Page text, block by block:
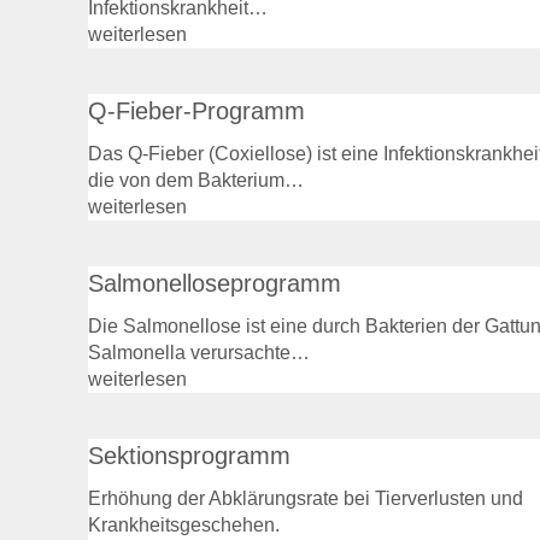
Infektionskrankheit…
weiterlesen
Q-Fieber-Programm
Das Q-Fieber (Coxiellose) ist eine
die von dem Bakterium…
weiterlesen
Salmonelloseprogramm
Die Salmonellose ist eine durch Bakterien der
Salmonella verursachte…
weiterlesen
Sektionsprogramm
Erhöhung der Abklärungsrate bei Tierverlusten und
Krankheitsgeschehen.